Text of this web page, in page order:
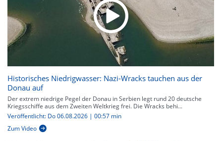
Historisches Niedrigwasser: Nazi-Wracks tauchen aus der
Donau auf
Der extrem niedrige Pegel der Donau in Serbien legt rund 20 deutsche
Kriegsschiffe aus dem Zweiten Weltkrieg frei. Die Wracks behi...
Veröffentlicht: Do 06.08.2026 | 00:57 min
Zum Video